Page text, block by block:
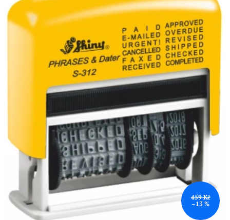
5,0
z
5
hvězdiček.
459 Kč
–13 %